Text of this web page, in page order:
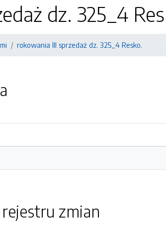
dz. 325_4
rokowania III sprzedaż dz. 325_4 Resko.
zmian